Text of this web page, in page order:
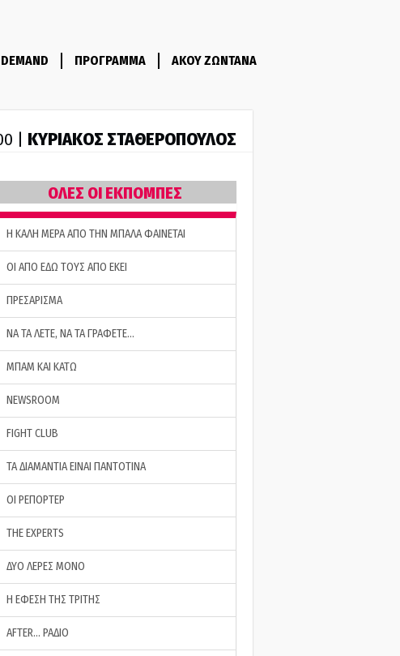
ΠΡΟΓΡΑΜΜΑ ΑΚΟΥ ΖΩΝΤΑΝΑ
| ΚΥΡΙΑΚΟΣ ΣΤΑΘΕΡΟΠΟΥΛΟΣ
ΟΛΕΣ ΟΙ ΕΚΠΟΜΠΕΣ
H ΚΑΛΗ ΜΕΡΑ ΑΠΟ ΤΗΝ ΜΠΑΛΑ ΦΑΙΝΕΤΑΙ
ΟΙ ΑΠΟ ΕΔΩ ΤΟΥΣ ΑΠΟ ΕΚΕΙ
ΠΡΕΣΑΡΙΣΜΑ
ΝΑ ΤΑ ΛΕΤΕ, ΝΑ ΤΑ ΓΡΑΦΕΤΕ…
ΜΠΑΜ ΚΑΙ ΚΑΤΩ
NEWSROOM
FIGHT CLUB
ΤΑ ΔΙΑΜΑΝΤΙΑ ΕΙΝΑΙ ΠΑΝΤΟΤΙΝΑ
ΟΙ ΡΕΠΟΡΤΕΡ
THE EXPERTS
ΔΥΟ ΛΕΡΕΣ ΜΟΝΟ
Η ΕΦΕΣΗ ΤΗΣ ΤΡΙΤΗΣ
AFTER… ΡΑΔΙΟ